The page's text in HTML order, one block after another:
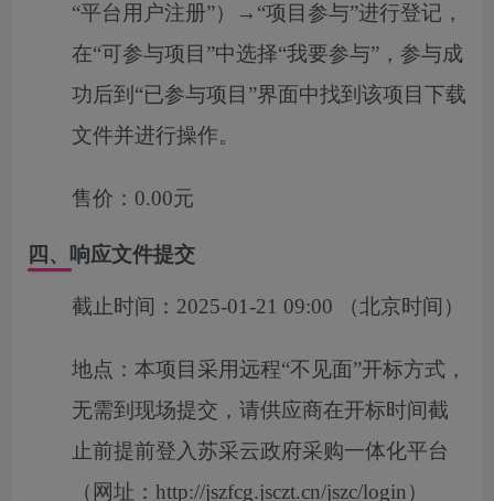
“平台用户注册”）→“项目参与”进行登记，
在“可参与项目”中选择“我要参与”，参与成
功后到“已参与项目”界面中找到该项目下载
文件并进行操作。
售价： 0.00元
四、响应文件提交
截止时间： 2025-01-21 09:00 （北京时间）
地点： 本项目采用远程“不见面”开标方式，
无需到现场提交，请供应商在开标时间截
止前提前登入苏采云政府采购一体化平台
（网址：http://jszfcg.jsczt.cn/jszc/login）